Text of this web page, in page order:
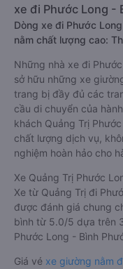
xe đi Phước Long -
Dòng xe đi Phước
nằm chất lượng cao:
Những nhà xe đi
sở hữu những xe
trang bị đầy đủ các
cầu di chuyển của
khách Quảng Trị
chất lượng dịch vụ,
nghiệm hoàn hảo cho
Xe Quảng Trị Phước
Xe từ Quảng Trị đi
được đánh giá chung
bình từ 5.0/5 dựa trên
Phước Long - Bình
Giá vé xe giường nằm